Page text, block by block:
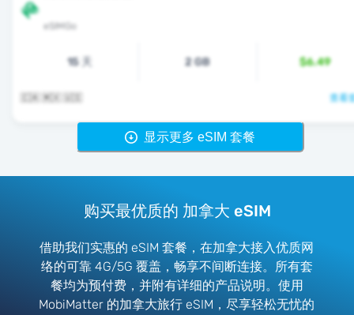
eSIMGo
15 天 2 GB $6.49
🇨🇦 🇲🇽 🇺🇸 查看
显示更多 eSIM 套餐
购买最优质的 加拿大 eSIM
借助我们实惠的 eSIM 套餐，在加拿大接入优质网
络的可靠 4G/5G 覆盖，畅享不间断连接。所有套
餐均为预付费，并附有详细的产品说明。使用
MobiMatter 的加拿大旅行 eSIM，尽享轻松无忧的